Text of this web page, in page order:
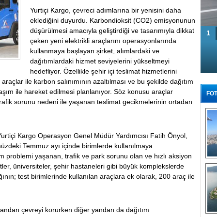
Yurtiçi Kargo, çevreci adımlarına bir yenisini daha
eklediğini duyurdu. Karbondioksit (CO2) emisyonunun
düşürülmesi amacıyla geliştirdiği ve tasarımıyla dikkat
çeken yeni elektrikli araçlarını operasyonlarında
kullanmaya başlayan şirket, alımlardaki ve
dağıtımlardaki hizmet seviyelerini yükseltmeyi
hedefliyor. Özellikle şehir içi teslimat hizmetlerini
ile karbon salınımının azaltılması ve bu şekilde dağıtım
ile hareket edilmesi planlanıyor. Söz konusu araçlar
sorunu nedeni ile yaşanan teslimat gecikmelerinin ortadan
Kargo Operasyon Genel Müdür Yardımcısı Fatih Önyol,
Temmuz ayı içinde birimlerde kullanılmaya
problemi yaşanan, trafik ve park sorunu olan ve hızlı aksiyon
üniversiteler, şehir hastaneleri gibi büyük komplekslerde
test birimlerinde kullanılan araçlara ek olarak, 200 araç ile
çevreyi korurken diğer yandan da dağıtım
1